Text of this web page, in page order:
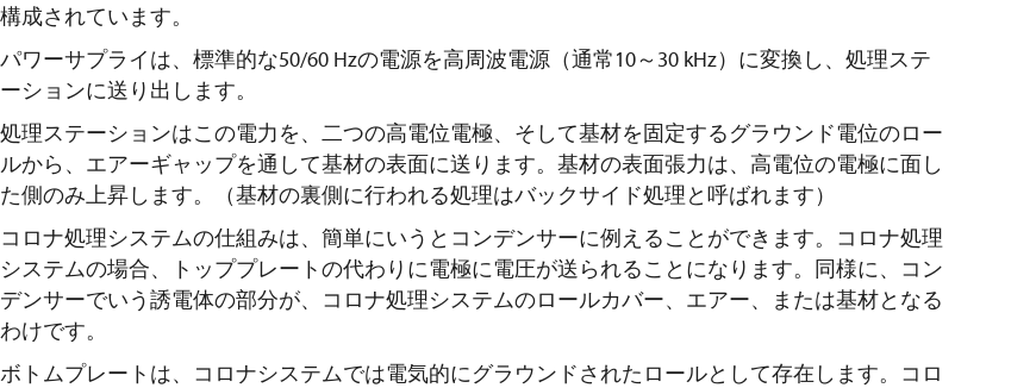
構成されています。
パワーサプライは、標準的な50/60 Hzの電源を高周波電源（通常10～30 kHz）に変換し、処理ステ
ーションに送り出します。
処理ステーションはこの電力を、二つの高電位電極、そして基材を固定するグラウンド電位のロー
ルから、エアーギャップを通して基材の表面に送ります。基材の表面張力は、高電位の電極に面し
た側のみ上昇します。（基材の裏側に行われる処理はバックサイド処理と呼ばれます）
コロナ処理システムの仕組みは、簡単にいうとコンデンサーに例えることができます。コロナ処理
システムの場合、トッププレートの代わりに電極に電圧が送られることになります。同様に、コン
デンサーでいう誘電体の部分が、コロナ処理システムのロールカバー、エアー、または基材となる
わけです。
ボトムプレートは、コロナシステムでは電気的にグラウンドされたロールとして存在します。コロ